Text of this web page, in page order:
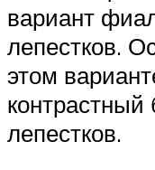
вариант
лепестков.
этом
лепестков.